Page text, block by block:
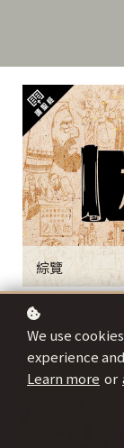
綜覽
來源：聖經工
We use
experience
Learn more or